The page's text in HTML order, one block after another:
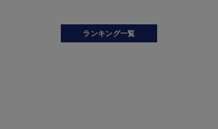
ランキング一覧